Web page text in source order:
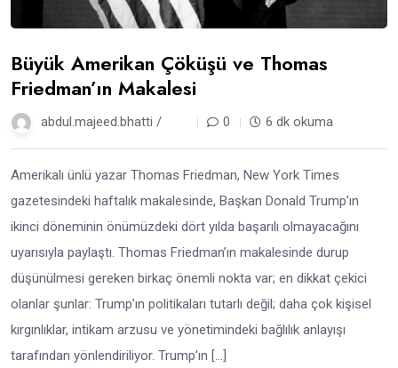
Büyük Amerikan Çöküşü ve Thomas
Friedman’ın Makalesi
abdul.majeed.bhatti / 0 6 dk okuma
Amerikalı ünlü yazar Thomas Friedman, New York Times
gazetesindeki haftalık makalesinde, Başkan Donald Trump’ın
ikinci döneminin önümüzdeki dört yılda başarılı olmayacağını
uyarısıyla paylaştı. Thomas Friedman’ın makalesinde durup
düşünülmesi gereken birkaç önemli nokta var; en dikkat çekici
olanlar şunlar: Trump’ın politikaları tutarlı değil; daha çok kişisel
kırgınlıklar, intikam arzusu ve yönetimindeki bağlılık anlayışı
tarafından yönlendiriliyor. Trump’ın […]